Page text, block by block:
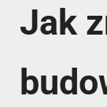
Jak